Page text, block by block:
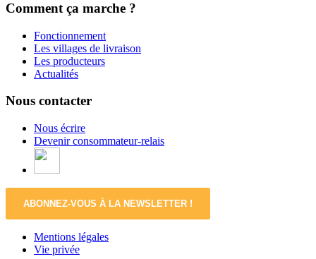
Comment ça marche ?
Fonctionnement
Les villages de livraison
Les producteurs
Actualités
Nous contacter
Nous écrire
Devenir consommateur-relais
ABONNEZ-VOUS À LA NEWSLETTER !
Mentions légales
Vie privée